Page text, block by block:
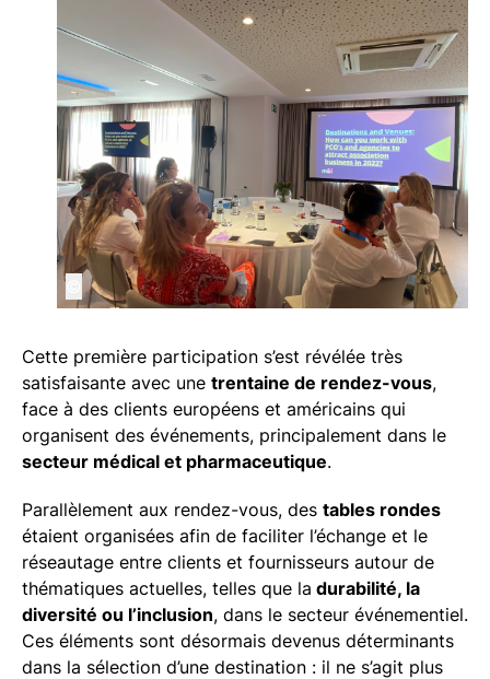
Cette première participation s’est révélée très
satisfaisante avec une trentaine de rendez-vous,
face à des clients européens et américains qui
organisent des événements, principalement dans le
secteur médical et pharmaceutique.
Parallèlement aux rendez-vous, des tables rondes
étaient organisées afin de faciliter l’échange et le
réseautage entre clients et fournisseurs autour de
thématiques actuelles, telles que la durabilité, la
diversité ou l’inclusion, dans le secteur événementiel.
Ces éléments sont désormais devenus déterminants
dans la sélection d’une destination : il ne s’agit plus